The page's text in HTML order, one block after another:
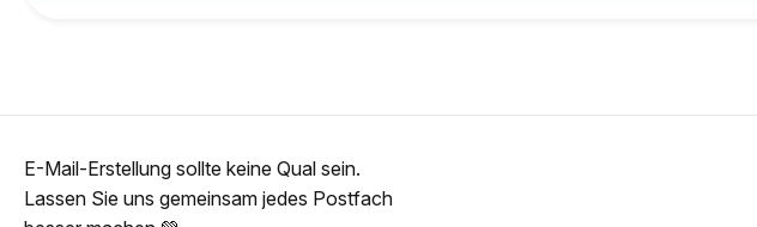
E-Mail-Erstellung sollte keine Qual sein.
Lassen Sie uns gemeinsam jedes Postfach